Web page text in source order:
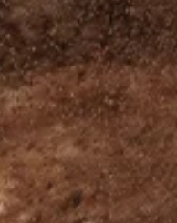
Português